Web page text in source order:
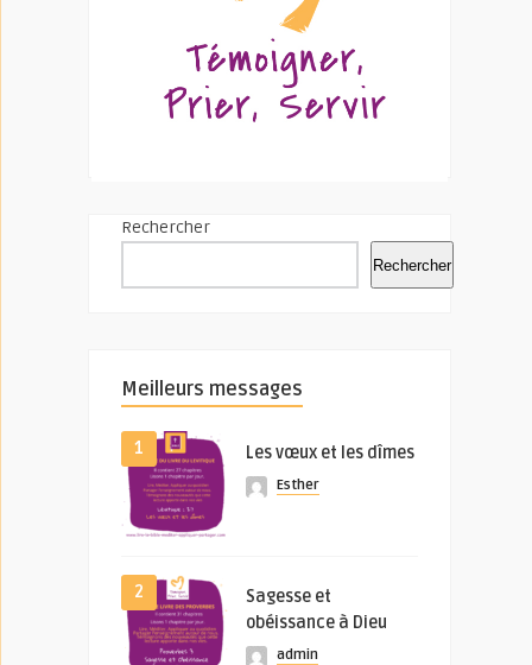
Rechercher
Rechercher
Meilleurs messages
1 Les vœux et les dîmes
Esther
2
Sagesse et
obéissance à Dieu
admin